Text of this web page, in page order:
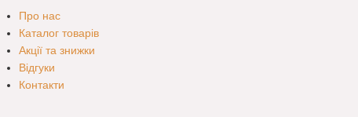
Про нас
Каталог товарів
Акції та знижки
Відгуки
Контакти